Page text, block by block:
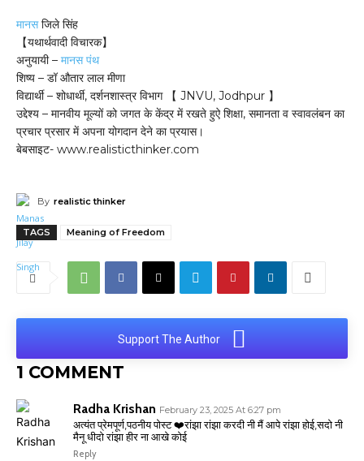
मानसजिले सिंह
【यथार्थवादी विचारक】
अनुयायी – मानस पंथ
शिष्य – डॉ औतार लाल मीणा
विद्यार्थी – शोधार्थी, दर्शनशास्त्र विभाग 【 JNVU, Jodhpur 】
उद्देश्य – मानवीय मूल्यों को जगत के केंद्र में रखते हुऐ शिक्षा, समानता व स्वावलंबन का
प्रचार प्रसार में अपना योगदान देने का प्रयास।
बेबसाइट- www.realisticthinker.com
By realistic thinker
TAGS Meaning of Freedom
Support The Author
1 COMMENT
Radha Krishan February 23, 2025 At 6:27 pm
अत्यंत प्रेमपूर्ण,पठनीय पोस्ट ❤️रांझा रांझा करदी नी मैं आपे रांझा होई,सदो नी
मैनू धीदो रांझा हीर ना आखे कोई
Reply